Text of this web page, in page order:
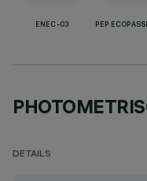
ENEC-03 PEP
DETAILS